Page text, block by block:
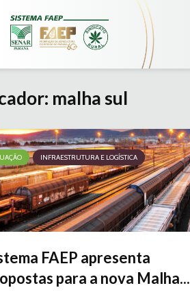
malha sul
INFRAESTRUTURA E LOGÍSTICA
FAEP apresenta
para a nova Malha...